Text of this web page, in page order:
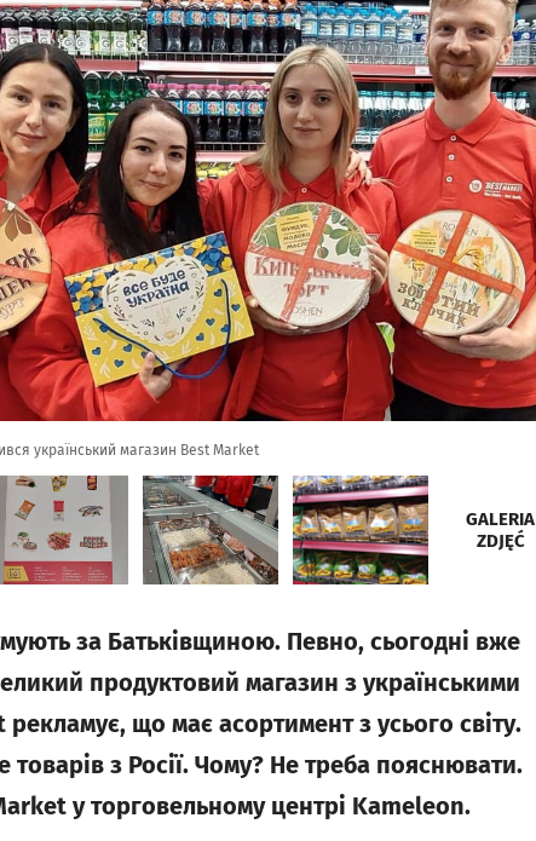
український магазин Best Market
GALERIA
ZDJĘĆ
за Батьківщиною. Певно, сьогодні вже
продуктовий магазин з українськими
що має асортимент з усього світу.
з Росії. Чому? Не треба пояснювати.
у торговельному центрі Kameleon.